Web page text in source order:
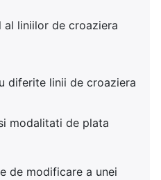
al liniilor de croaziera
diferite linii de croaziera
modalitati de plata
de modificare a unei